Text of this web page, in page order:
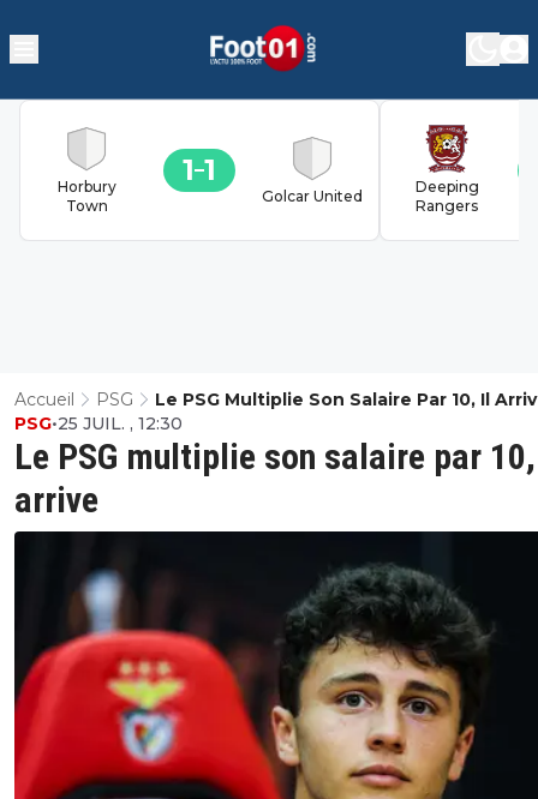
Horbury
Town
1 1
Golcar United
Deeping
Rangers
Accueil PSG Le PSG Multiplie Son Salaire Par 10, Il
Le PSG multiplie son salaire par
arrive
PSG•25 JUIL. , 12:30